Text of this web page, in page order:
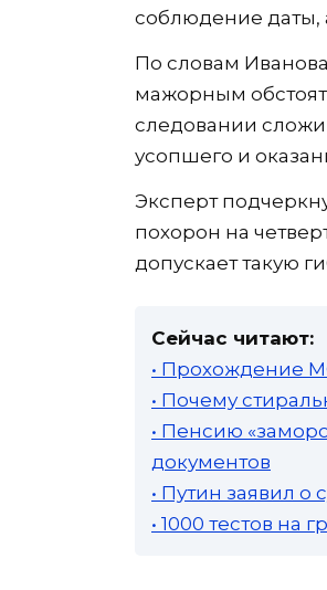
соблюдение
По словам
мажорным
следовании
усопшего и
Эксперт
похорон на
допускает такую
Сейчас читают:
• Прохождение
• Почему
• Пенсию
документов
• Путин заявил
• 1000 тестов на